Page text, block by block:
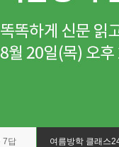
7답 여름방학 클래스